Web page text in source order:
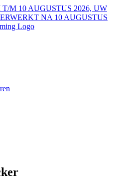
M 10 AUGUSTUS 2026, UW
NA 10 AUGUSTUS